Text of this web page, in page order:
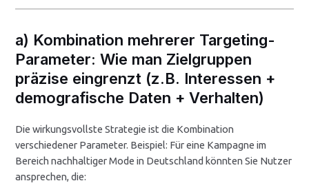
a) Kombination mehrerer Targeting-
Parameter: Wie man Zielgruppen
präzise eingrenzt (z.B. Interessen +
demografische Daten + Verhalten)
Die wirkungsvollste Strategie ist die Kombination
verschiedener Parameter. Beispiel: Für eine Kampagne im
Bereich nachhaltiger Mode in Deutschland könnten Sie Nutzer
ansprechen, die: